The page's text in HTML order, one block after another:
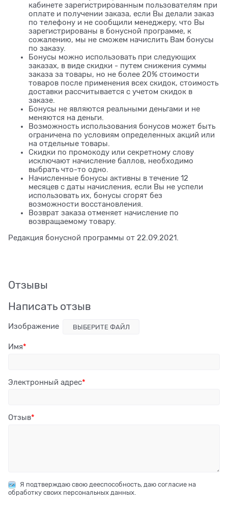
кабинете зарегистрированным пользователям при
оплате и получении заказа, если Вы делали заказ
по телефону и не сообщили менеджеру, что Вы
зарегистрированы в бонусной программе, к
сожалению, мы не сможем начислить Вам бонусы
по заказу.
Бонусы можно использовать при следующих
заказах, в виде скидки - путем снижения суммы
заказа за товары, но не более 20% стоимости
товаров после применения всех скидок, стоимость
доставки рассчитывается с учетом скидок в
заказе.
Бонусы не являются реальными деньгами и не
меняются на деньги.
Возможность использования бонусов может быть
ограничена по условиям определенных акций или
на отдельные товары.
Скидки по промокоду или секретному слову
исключают начисление баллов, необходимо
выбрать что-то одно.
Начисленные бонусы активны в течение 12
месяцев с даты начисления, если Вы не успели
использовать их, бонусы сгорят без
возможности восстановления.
Возврат заказа отменяет начисление по
возвращаемому товару.
Редакция бонусной программы от 22.09.2021.
Отзывы
Написать отзыв
Изображение ВЫБЕРИТЕ ФАЙЛ
Имя
Электронный адрес
Отзыв
Я подтверждаю свою дееспособность, даю согласие на
обработку своих персональных данных.